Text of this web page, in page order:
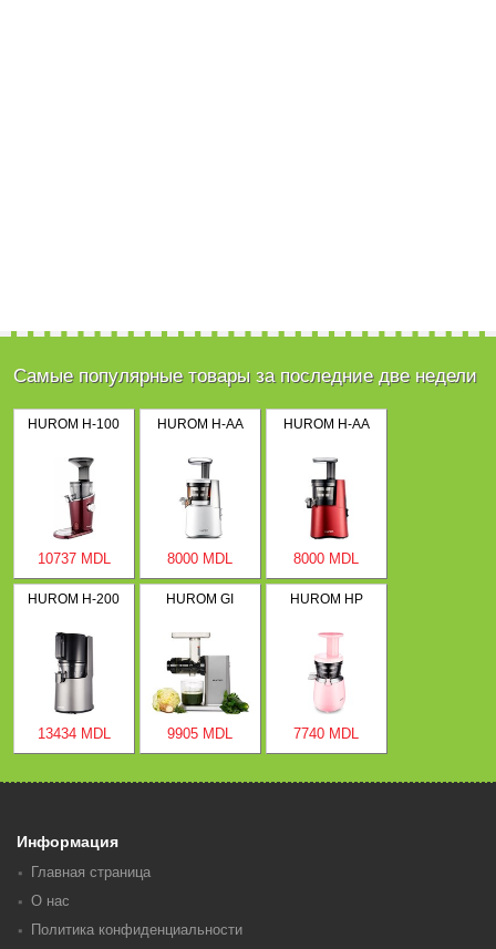
Самые популярные товары за последние две недели
HUROM H-100
10737 MDL
HUROM H-AA
8000 MDL
HUROM H-AA
8000 MDL
HUROM H-200
13434 MDL
HUROM GI
9905 MDL
HUROM HP
7740 MDL
Информация
Главная страница
О нас
Политика конфиденциальности